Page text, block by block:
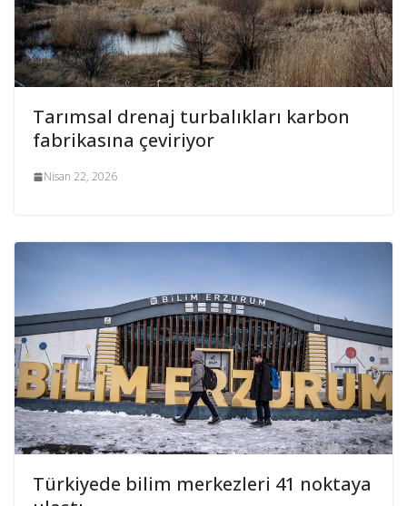
Tarımsal drenaj turbalıkları karbon
fabrikasına çeviriyor
Nisan 22, 2026
Türkiyede bilim merkezleri 41 noktaya